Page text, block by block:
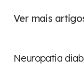
Ver mais
CBD Dores
Neuropatia